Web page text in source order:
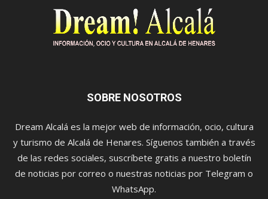
SOBRE NOSOTROS
Dream Alcalá es la mejor web de información, ocio, cultura
y turismo de Alcalá de Henares. Síguenos también a través
de las redes sociales, suscríbete gratis a nuestro boletín
de noticias por correo o nuestras noticias por Telegram o
WhatsApp.